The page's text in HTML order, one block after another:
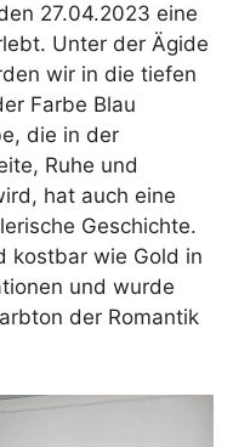
27.04.2023 eine
Unter der Ägide
wir in die tiefen
Farbe Blau
die in der
Ruhe und
hat auch eine
Geschichte.
kostbar wie Gold in
und wurde
der Romantik